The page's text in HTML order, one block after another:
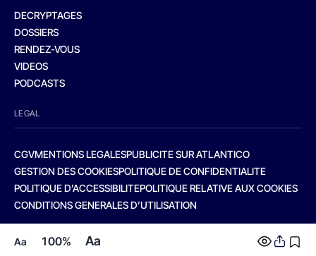
Aa 100% Aa
DECRYPTAGES
DOSSIERS
RENDEZ-VOUS
VIDEOS
PODCASTS
LEGAL
CGVMENTIONS LEGALESPUBLICITE SUR ATLANTICO
GESTION DES COOKIESPOLITIQUE DE CONFIDENTIALITE
POLITIQUE D’ACCESSIBILITEPOLITIQUE RELATIVE AUX COOKIES
CONDITIONS GENERALES D’UTILISATION